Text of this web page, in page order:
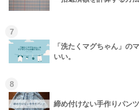
7
「洗たくマグちゃん」の
いい。
8
締め付けない手作りパン